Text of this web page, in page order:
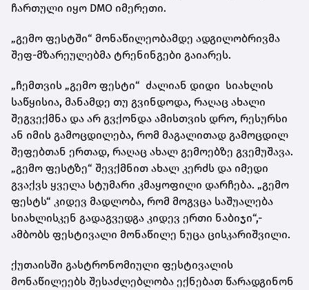
ჩართული იყო DMO იმერეთი.
„გემო ფესტში“ მონაწილეობამდე ადგილობრივმა
შეფ-მზარეულებმა ტრენინგები გაიარეს.
„ჩემთვის „გემო ფესტი“ ძალიან დიდი სიახლის
საწყისია, მანამდე თუ გვინდოდა, რაღაც ახალი
შეგვექმნა და არ გვქონდა ამისთვის დრო, რესურსი
ან იმის გამოცდილება, რომ მაგალითად გამოცდილ
შეფებთან ერთად, რაღაც ახალ გემოებზე გვემუშავა.
„გემო ფესტზე“ შევქმნით ახალ კერძს და იმედი
გვაქვს ყველა სტუმარი კმაყოფილი დარჩება. „გემო
ფესტს“ კიდევ მადლობა, რომ მოგვცა საშუალება
სიახლისკენ გადაგვედგა კიდევ ერთი ნაბიჯი“,-
ამბობს ფესტივალი მონაწილე ნუცა ცისკარიშვილი.
ქუთაისში გასტრონომიული ფესტივალის
მონაწილეებს შესაძლებლობა ექნებათ წარადგინონ